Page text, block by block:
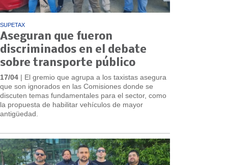
SUPETAX
Aseguran que fueron
discriminados en el debate
sobre transporte público
17/04 | El gremio que agrupa a los taxistas asegura
que son ignorados en las Comisiones donde se
discuten temas fundamentales para el sector, como
la propuesta de habilitar vehículos de mayor
antigüedad.